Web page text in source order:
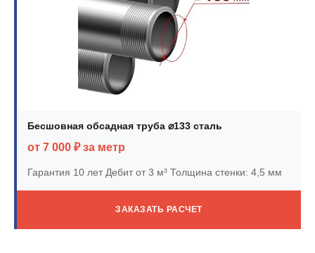
Бесшовная обсадная труба ⌀133 сталь
от 7 000 ₽ за метр
Гарантия 10 летДебит от 3 м³ Толщина стенки: 4,5 мм
ЗАКАЗАТЬ РАСЧЕТ